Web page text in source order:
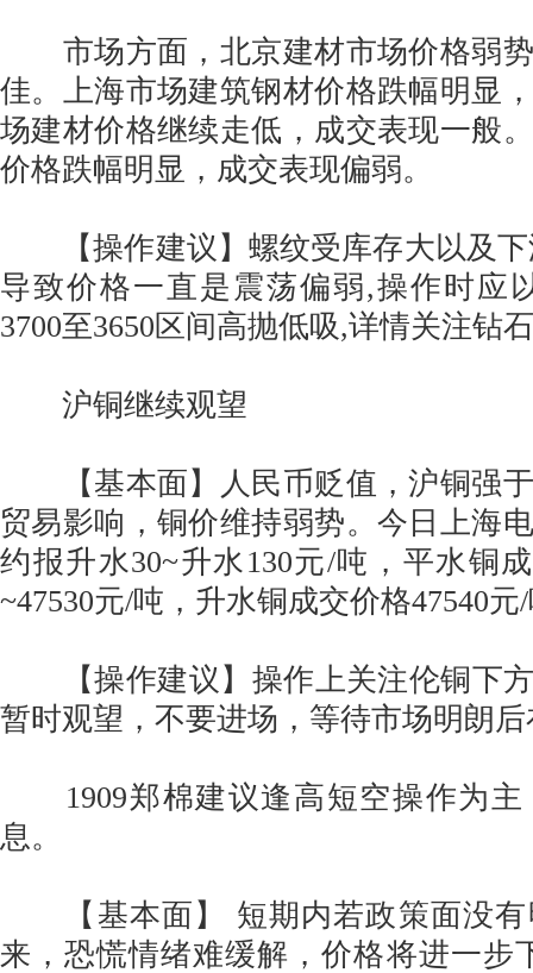
市场方面，北京建材市场价格弱势
佳。上海市场建筑钢材价格跌幅明显
场建材价格继续走低，成交表现一般
价格跌幅明显，成交表现偏弱。
【操作建议】螺纹受库存大以及下
导致价格一直是震荡偏弱,操作时应
3700至3650区间高抛低吸,详情关注钻
沪铜继续观望
【基本面】人民币贬值，沪铜强于
贸易影响，铜价维持弱势。今日上海
约报升水30~升水130元/吨，平水铜
~47530元/吨，升水铜成交价格47540元
【操作建议】操作上关注伦铜下方
暂时观望，不要进场，等待市场明朗
1909郑棉建议逢高短空操作为主
息。
【基本面】 短期内若政策面没有
来，恐慌情绪难缓解，价格将进一步